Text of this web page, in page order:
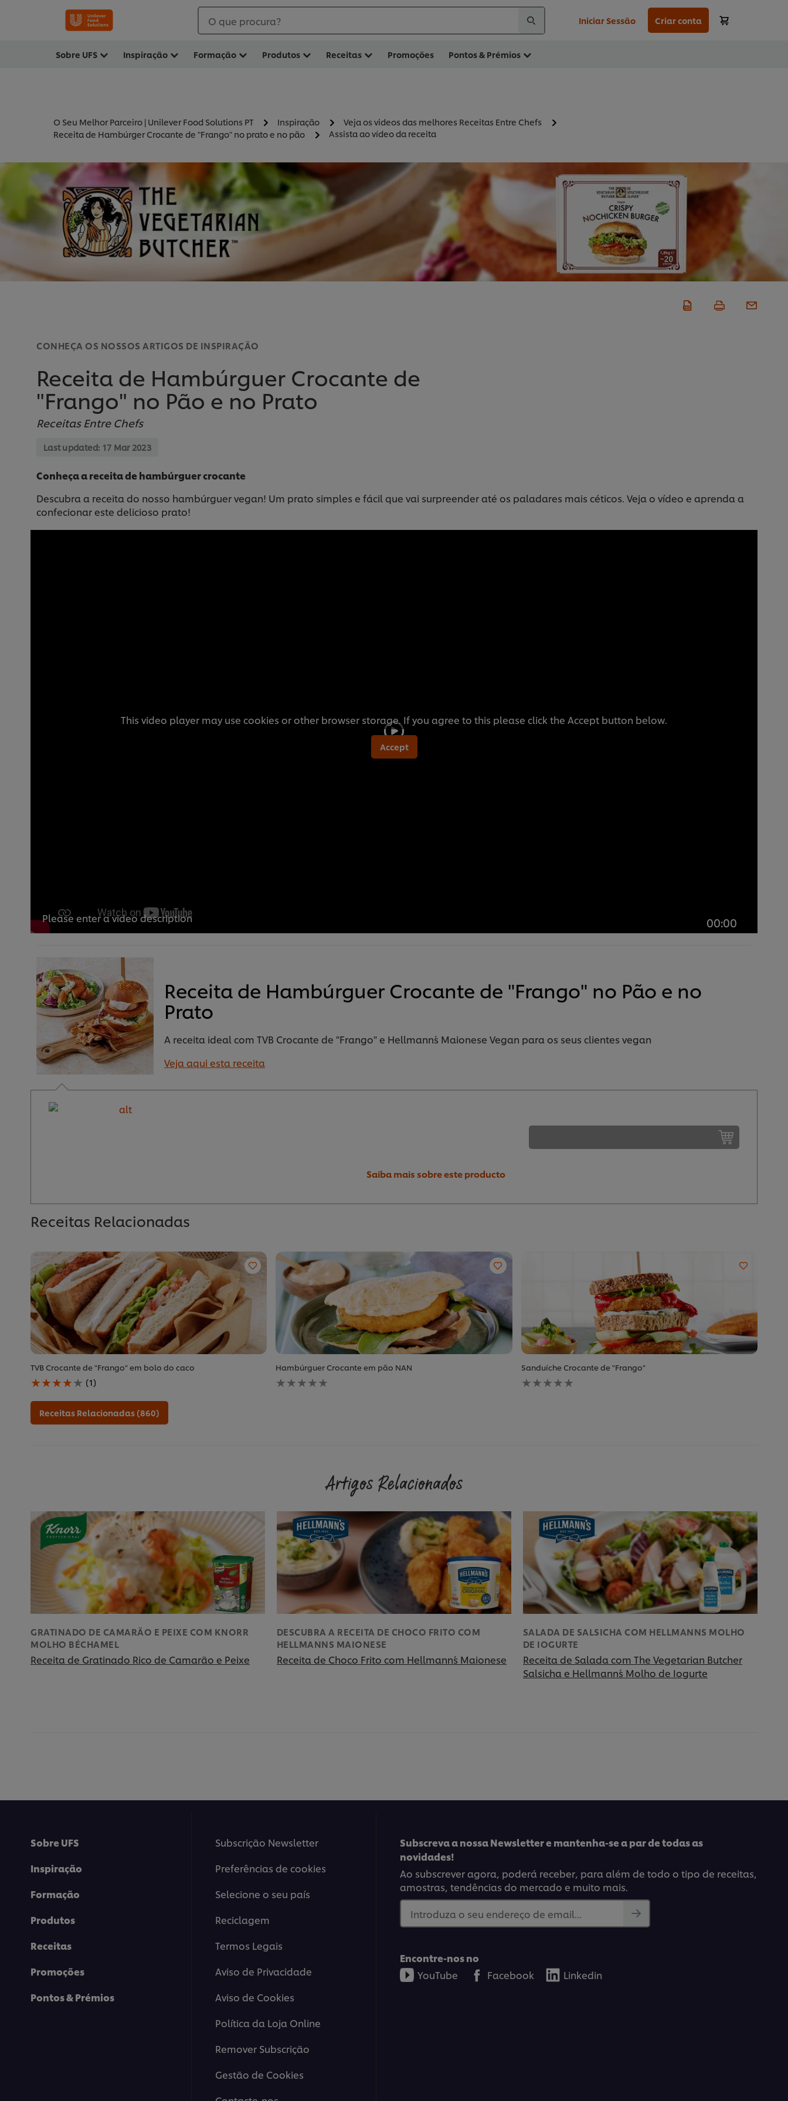
O que procura? Iniciar Sessão Criar conta
Sobre UFS Inspiração Formação Produtos Receitas Promoções Pontos & Prémios
O Seu Melhor Parceiro | Unilever Food Solutions PT Inspiração
Veja os videos das melhores Receitas Entre Chefs
Receita de Hambúrger Crocante de "Frango" no prato e no pão
Assista ao vídeo da receita
CONHEÇA OS NOSSOS ARTIGOS DE INSPIRAÇÃO
Receita de Hambúrguer Crocante de
"Frango" no Pão e no Prato
Receitas Entre Chefs
Last updated: 17 Mar 2023
Conheça a receita de hambúrguer crocante
Descubra a receita do nosso hambúrguer vegan! Um prato simples e fácil que vai surpreender até os paladares mais céticos. Veja o vídeo e aprenda a
confecionar este delicioso prato!
This video player may use cookies or other browser storage. If you agree to this please click the Accept button below.
Accept
Please enter a video description 00:00
Receita de Hambúrguer Crocante de "Frango" no Pão e no
Prato
A receita ideal com TVB Crocante de "Frango" e Hellmann´s Maionese Vegan para os seus clientes vegan
Veja aqui esta receita
Saiba mais sobre este producto
Receitas Relacionadas
TVB Crocante de "Frango" em bolo do caco
A
classificação
média
deste
TVB
4.0
de
de
classificações.
(1)
Hambúrguer Crocante em pão NAN
Nenhuma
avaliação
Sanduíche Crocante de "Frango"
Nenhuma
avaliação
Receitas Relacionadas (860)
Artigos Relacionados
GRATINADO DE CAMARÃO E PEIXE COM KNORR
MOLHO BÉCHAMEL
Receita de Gratinado Rico de Camarão e Peixe
DESCUBRA A RECEITA DE CHOCO FRITO COM
HELLMANNS MAIONESE
Receita de Choco Frito com Hellmann´s Maionese
SALADA DE SALSICHA COM HELLMANNS MOLHO
DE IOGURTE
Receita de Salada com The Vegetarian Butcher
Salsicha e Hellmann´s Molho de Iogurte
Sobre UFS
Inspiração
Formação
Produtos
Receitas
Promoções
Pontos & Prémios
Subscrição Newsletter
Preferências de cookies
Selecione o seu país
Reciclagem
Termos Legais
Aviso de Privacidade
Aviso de Cookies
Política da Loja Online
Remover Subscrição
Gestão de Cookies
Subscreva a nossa Newsletter e mantenha-se a par de todas as
novidades!
Ao subscrever agora, poderá receber, para além de todo o tipo de receitas,
amostras, tendências do mercado e muito mais.
Introduza o seu endereço de email...
Encontre-nos no
YouTube
Facebook Linkedin